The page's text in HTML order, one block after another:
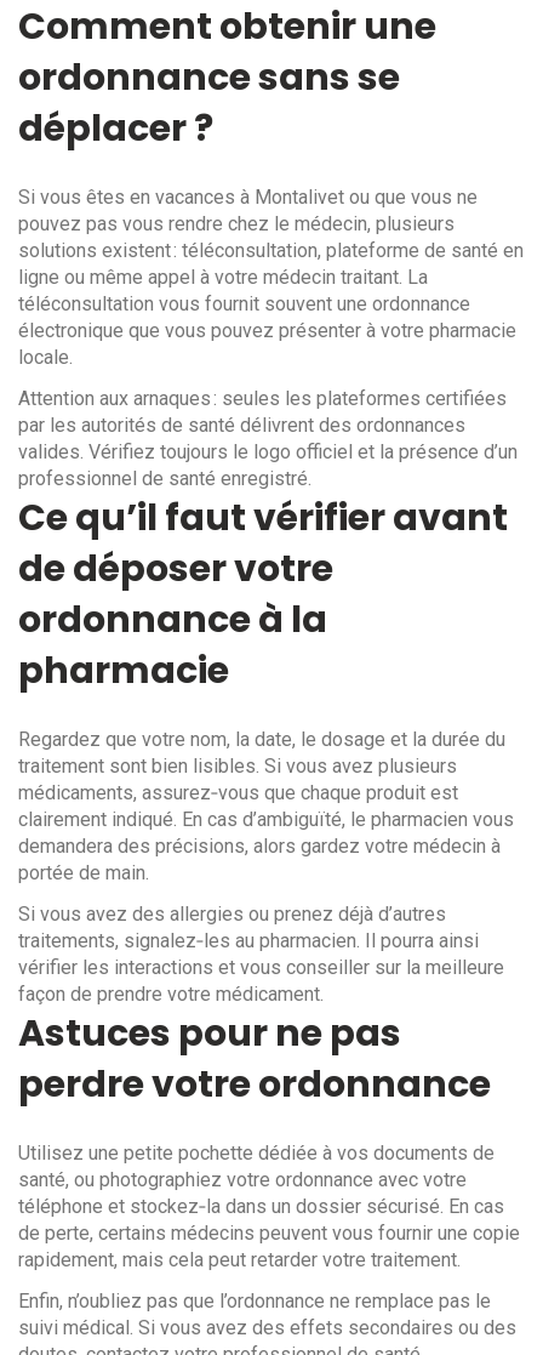
Comment obtenir une
ordonnance sans se
déplacer ?
Si vous êtes en vacances à Montalivet ou que vous ne
pouvez pas vous rendre chez le médecin, plusieurs
solutions existent : téléconsultation, plateforme de santé en
ligne ou même appel à votre médecin traitant. La
téléconsultation vous fournit souvent une ordonnance
électronique que vous pouvez présenter à votre pharmacie
locale.
Attention aux arnaques : seules les plateformes certifiées
par les autorités de santé délivrent des ordonnances
valides. Vérifiez toujours le logo officiel et la présence d’un
professionnel de santé enregistré.
Ce qu’il faut vérifier avant
de déposer votre
ordonnance à la
pharmacie
Regardez que votre nom, la date, le dosage et la durée du
traitement sont bien lisibles. Si vous avez plusieurs
médicaments, assurez‑vous que chaque produit est
clairement indiqué. En cas d’ambiguïté, le pharmacien vous
demandera des précisions, alors gardez votre médecin à
portée de main.
Si vous avez des allergies ou prenez déjà d’autres
traitements, signalez‑les au pharmacien. Il pourra ainsi
vérifier les interactions et vous conseiller sur la meilleure
façon de prendre votre médicament.
Astuces pour ne pas
perdre votre ordonnance
Utilisez une petite pochette dédiée à vos documents de
santé, ou photographiez votre ordonnance avec votre
téléphone et stockez‑la dans un dossier sécurisé. En cas
de perte, certains médecins peuvent vous fournir une copie
rapidement, mais cela peut retarder votre traitement.
Enfin, n’oubliez pas que l’ordonnance ne remplace pas le
suivi médical. Si vous avez des effets secondaires ou des